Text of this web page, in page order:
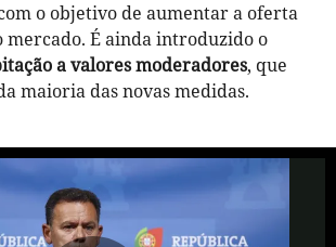
o objetivo de aumentar a oferta
mercado. É ainda introduzido o
a valores moderadores, que
maioria das novas medidas.